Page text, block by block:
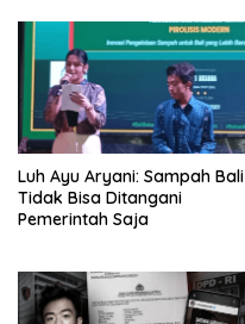
Luh Ayu Aryani: Sampah Bali
Tidak Bisa Ditangani
Pemerintah Saja